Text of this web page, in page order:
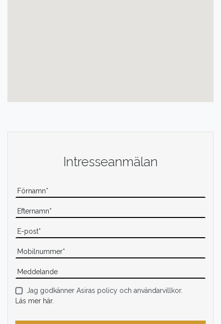
Intresseanmälan
Jag godkänner Asiras policy och användarvillkor.
Läs mer här.